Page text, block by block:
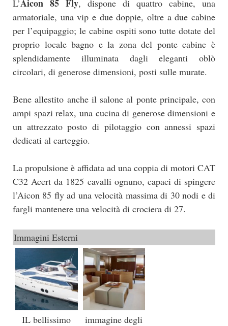
L’Aicon 85 Fly, dispone di quattro cabine, una
armatoriale, una vip e due doppie, oltre a due cabine
per l’equipaggio; le cabine ospiti sono tutte dotate del
proprio locale bagno e la zona del ponte cabine è
splendidamente illuminata dagli eleganti oblò
circolari, di generose dimensioni, posti sulle murate.
Bene allestito anche il salone al ponte principale, con
ampi spazi relax, una cucina di generose dimensioni e
un attrezzato posto di pilotaggio con annessi spazi
dedicati al carteggio.
La propulsione è affidata ad una coppia di motori CAT
C32 Acert da 1825 cavalli ognuno, capaci di spingere
l’Aicon 85 fly ad una velocità massima di 30 nodi e di
fargli mantenere una velocità di crociera di 27.
Immagini Esterni
IL bellissimo
immagine degli